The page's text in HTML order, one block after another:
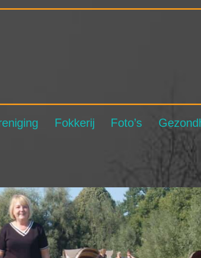
Fokkerij Foto’s